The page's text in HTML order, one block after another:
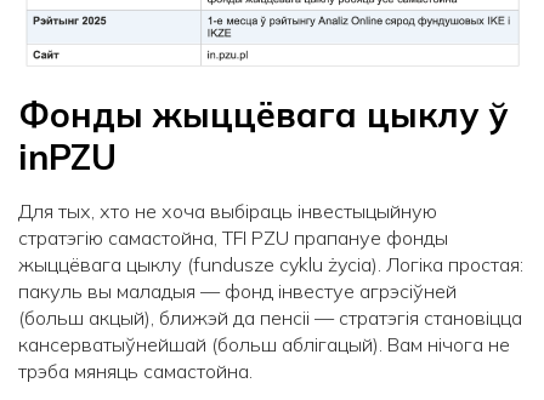
Фонды жыццёвага цыклу ў
inPZU
Для тых, хто не хоча выбіраць інвестыцыйную
стратэгію самастойна, TFI PZU прапануе фонды
жыццёвага цыклу (fundusze cyklu życia). Логіка простая:
пакуль вы маладыя — фонд інвестуе агрэсіўней
(больш акцый), ближэй да пенсіі — стратэгія становіцца
кансерватыўнейшай (больш аблігацый). Вам нічога не
трэба мяняць самастойна.